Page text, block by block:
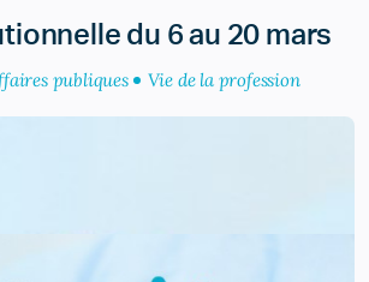
du 6 au 20 mars
publiques Vie de la profession